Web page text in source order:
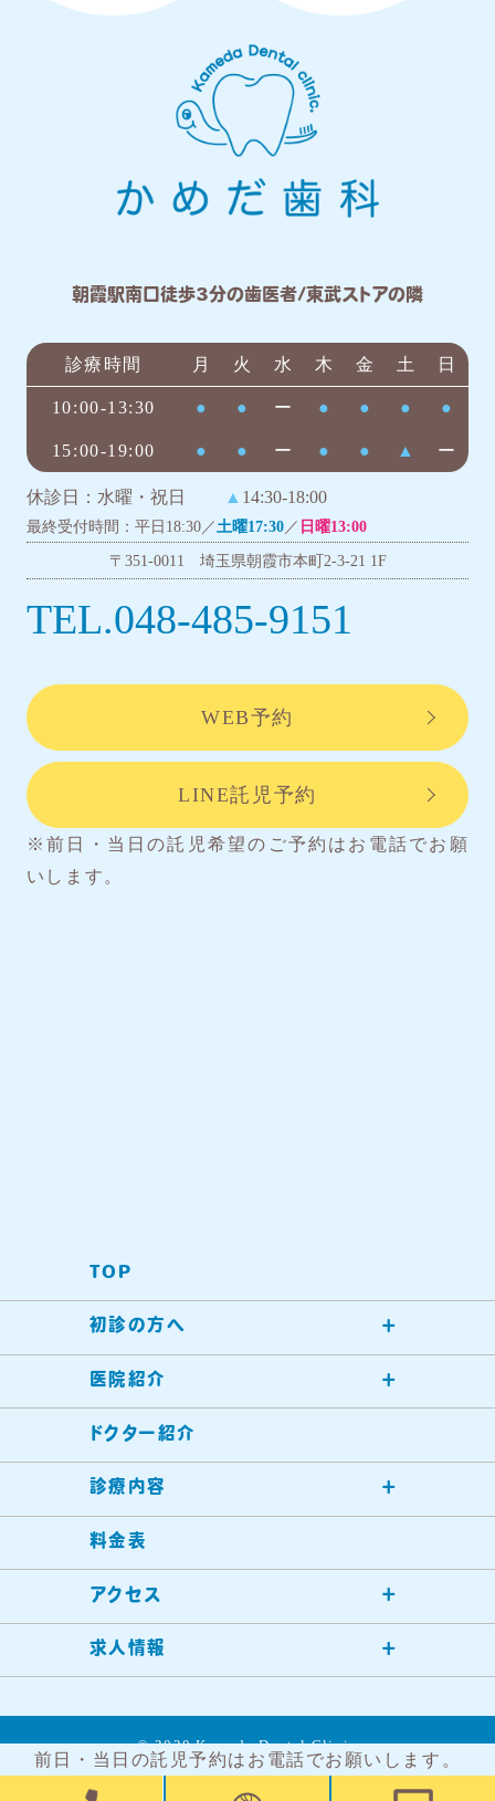
朝霞駅南口徒歩3分の歯医者/東武ストアの隣
診療時間 月 火 水 木 金 土 日
10:00-13:30 ● ● ー ● ● ● ●
15:00-19:00 ● ● ー ● ● ▲ ー
休診日：水曜・祝日 ▲ 14:30-18:00
最終受付時間：平日18:30／ 土曜17:30／ 日曜13:00
〒351-0011 埼玉県朝霞市本町2-3-21 1F
TEL.048-485-9151
WEB予約
LINE託児予約
※前日・当日の託児希望のご予約はお電話でお願
いします。
TOP
初診の方へ
医院紹介
ドクター紹介
診療内容
料金表
アクセス
求人情報
©︎ 2020 Kameda Dental Clinic
前日・当日の託児予約はお電話でお願いします。